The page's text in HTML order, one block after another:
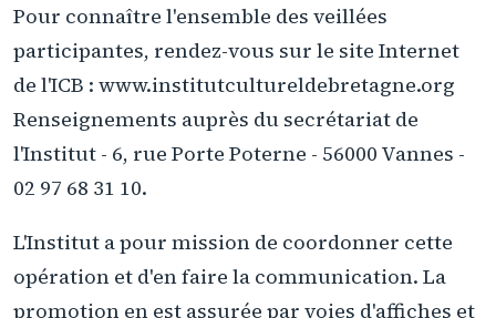
Pour connaître l'ensemble des veillées
participantes, rendez-vous sur le site Internet
de l'ICB : www.institutcultureldebretagne.org
Renseignements auprès du secrétariat de
l'Institut - 6, rue Porte Poterne - 56000 Vannes -
02 97 68 31 10.
L'Institut a pour mission de coordonner cette
opération et d'en faire la communication. La
promotion en est assurée par voies d'affiches et